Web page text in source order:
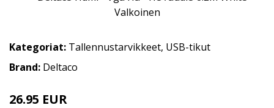
Kategoriat: Tallennustarvikkeet, USB-tikut
Brand: Deltaco
26.95 EUR